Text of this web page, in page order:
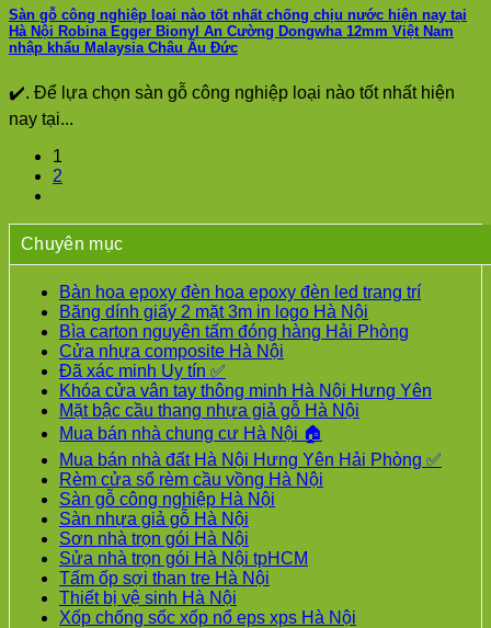
Sàn gỗ công nghiệp loại nào tốt nhất chống chịu nước hiện nay tại
Hà Nội Robina Egger Bionyl An Cường Dongwha 12mm Việt Nam
nhập khẩu Malaysia Châu Âu Đức
✔️. Để lựa chọn sàn gỗ công nghiệp loại nào tốt nhất hiện
nay tại...
1
2
Chuyên mục
Bàn hoa epoxy đèn hoa epoxy đèn led trang trí
Băng dính giấy 2 mặt 3m in logo Hà Nội
Bìa carton nguyên tấm đóng hàng Hải Phòng
Cửa nhựa composite Hà Nội
Đã xác minh Uy tín ✅
Khóa cửa vân tay thông minh Hà Nội Hưng Yên
Mặt bậc cầu thang nhựa giả gỗ Hà Nội
Mua bán nhà chung cư Hà Nội 🏠
Mua bán nhà đất Hà Nội Hưng Yên Hải Phòng ✅
Rèm cửa sổ rèm cầu vồng Hà Nội
Sàn gỗ công nghiệp Hà Nội
Sàn nhựa giả gỗ Hà Nội
Sơn nhà trọn gói Hà Nội
Sửa nhà trọn gói Hà Nội tpHCM
Tấm ốp sợi than tre Hà Nội
Thiết bị vệ sinh Hà Nội
Xốp chống sốc xốp nổ eps xps Hà Nội